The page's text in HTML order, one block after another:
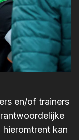
en/of trainers
hieromtrent kan